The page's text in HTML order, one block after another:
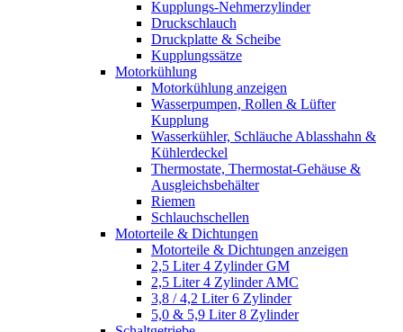
Kupplungs-Nehmerzylinder
Druckschlauch
Druckplatte & Scheibe
Kupplungssätze
Motorkühlung
Motorkühlung anzeigen
Wasserpumpen, Rollen & Lüfter
Kupplung
Wasserkühler, Schläuche Ablasshahn &
Kühlerdeckel
Thermostate, Thermostat-Gehäuse &
Ausgleichsbehälter
Riemen
Schlauchschellen
Motorteile & Dichtungen
Motorteile & Dichtungen anzeigen
2,5 Liter 4 Zylinder GM
2,5 Liter 4 Zylinder AMC
3,8 / 4,2 Liter 6 Zylinder
5,0 & 5,9 Liter 8 Zylinder